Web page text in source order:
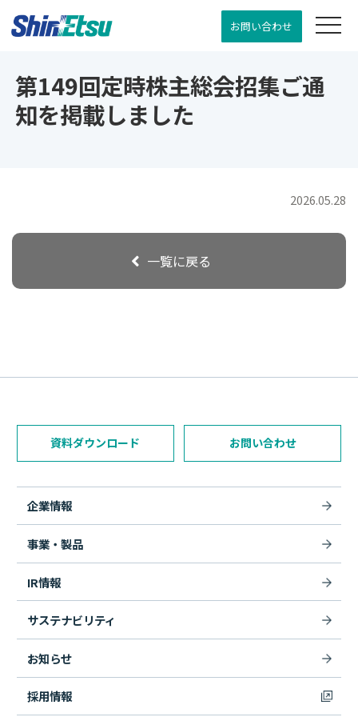
お問い合わせ
第149回定時株主総会招集ご通
知を掲載しました
2026.05.28
一覧に戻る
資料ダウンロード お問い合わせ
企業情報
事業・製品
IR情報
サステナビリティ
お知らせ
採用情報